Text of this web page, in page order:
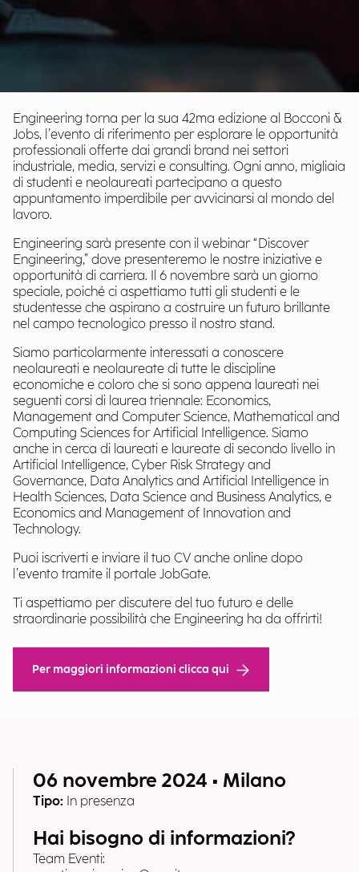
Engineering torna per la sua 42ma edizione al Bocconi &
Jobs, l’evento di riferimento per esplorare le opportunità
professionali offerte dai grandi brand nei settori
industriale, media, servizi e consulting. Ogni anno, migliaia
di studenti e neolaureati partecipano a questo
appuntamento imperdibile per avvicinarsi al mondo del
lavoro.
Engineering sarà presente con il webinar “Discover
Engineering,” dove presenteremo le nostre iniziative e
opportunità di carriera. Il 6 novembre sarà un giorno
speciale, poiché ci aspettiamo tutti gli studenti e le
studentesse che aspirano a costruire un futuro brillante
nel campo tecnologico presso il nostro stand.
Siamo particolarmente interessati a conoscere
neolaureati e neolaureate di tutte le discipline
economiche e coloro che si sono appena laureati nei
seguenti corsi di laurea triennale: Economics,
Management and Computer Science, Mathematical and
Computing Sciences for Artificial Intelligence. Siamo
anche in cerca di laureati e laureate di secondo livello in
Artificial Intelligence, Cyber Risk Strategy and
Governance, Data Analytics and Artificial Intelligence in
Health Sciences, Data Science and Business Analytics, e
Economics and Management of Innovation and
Technology.
Puoi iscriverti e inviare il tuo CV anche online dopo
l’evento tramite il portale JobGate.
Ti aspettiamo per discutere del tuo futuro e delle
straordinarie possibilità che Engineering ha da offrirti!
Per maggiori informazioni clicca qui
06 novembre 2024 • Milano
Tipo: In presenza
Hai bisogno di informazioni?
Team Eventi: